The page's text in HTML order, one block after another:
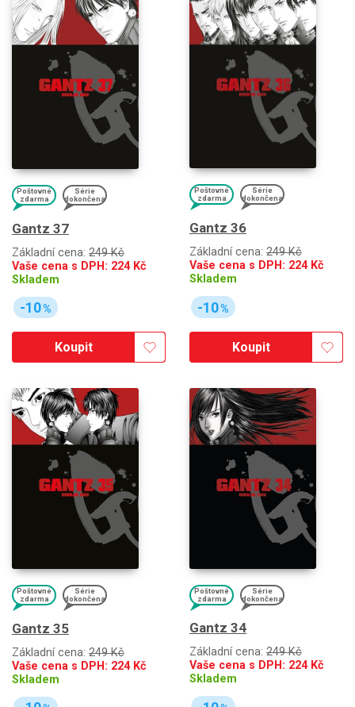
Poštovné
zdarma
Série
dokončena
Gantz 37
Základní cena: 249 Kč
Vaše cena s DPH: 224Kč
Skladem
-10%
Koupit
Poštovné
zdarma
Série
dokončena
Gantz 36
Základní cena: 249 Kč
Vaše cena s DPH: 224Kč
Skladem
-10%
Koupit
Poštovné
zdarma
Série
dokončena
Gantz 35
Základní cena: 249 Kč
Vaše cena s DPH: 224Kč
Skladem
Poštovné
zdarma
Série
dokončena
Gantz 34
Základní cena: 249 Kč
Vaše cena s DPH: 224Kč
Skladem